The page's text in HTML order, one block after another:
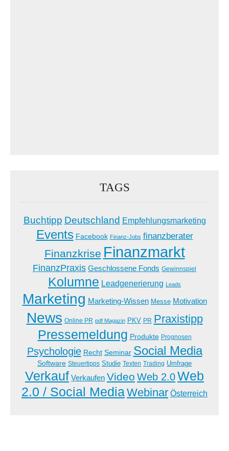
TAGS
Buchtipp Deutschland Empfehlungsmarketing
Events Facebook Finanz-Jobs finanzberater
Finanzkrise Finanzmarkt
FinanzPraxis Geschlossene Fonds Gewinnspiel
Kolumne Leadgenerierung Leads
Marketing Marketing-Wissen Messe Motivation
News Online PR pdf Magazin PKV PR Praxistipp
Pressemeldung Produkte Prognosen
Psychologie Recht Seminar Social Media
Software Steuertipps Studie Texten Trading Umfrage
Verkauf Verkaufen Video Web 2.0Web
2.0 / Social MediaWebinar Österreich